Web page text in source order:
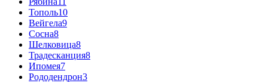
Тополь10
Вейгела9
Сосна8
Шелковица8
Традесканция8
Ипомея7
Рододендрон3